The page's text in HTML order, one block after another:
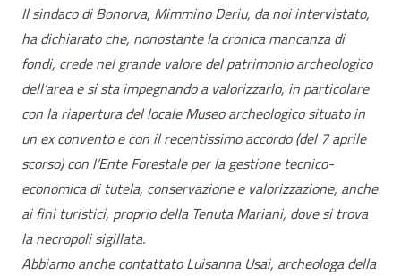
Il sindaco di Bonorva, Mimmino Deriu, da noi intervistato,
ha dichiarato che, nonostante la cronica mancanza di
fondi, crede nel grande valore del patrimonio archeologico
dell’area e si sta impegnando a valorizzarlo, in particolare
con la riapertura del locale Museo archeologico situato in
un ex convento e con il recentissimo accordo (del 7 aprile
scorso) con l’Ente Forestale per la gestione tecnico-
economica di tutela, conservazione e valorizzazione, anche
ai fini turistici, proprio della Tenuta Mariani, dove si trova
la necropoli sigillata.
Abbiamo anche contattato Luisanna Usai, archeologa della